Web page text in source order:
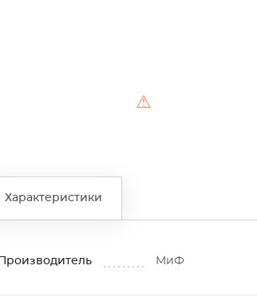
⚠
Характеристики
Производитель МиФ